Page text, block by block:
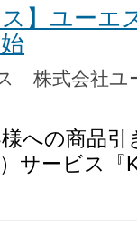
ス】ユー
ス 株式会社
への商品
サービス『